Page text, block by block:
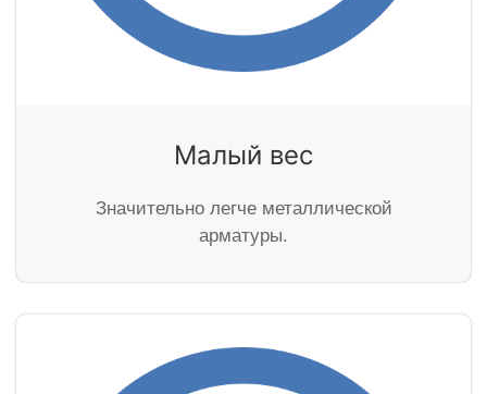
Малый вес
Значительно легче металлической
арматуры.